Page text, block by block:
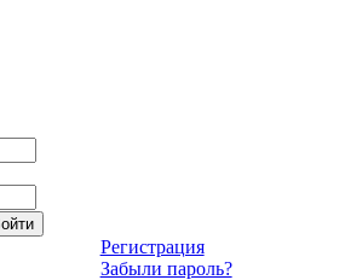
Регистрация
Забыли пароль?